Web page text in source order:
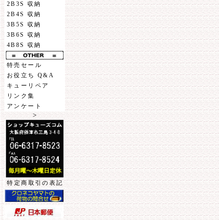
2B3S 収納
2B4S 収納
3B5S 収納
3B6S 収納
4B8S 収納
特売セール
お役立ち Q&A
キューリペア
リンク集
アンケート
>
特定商取引の表記